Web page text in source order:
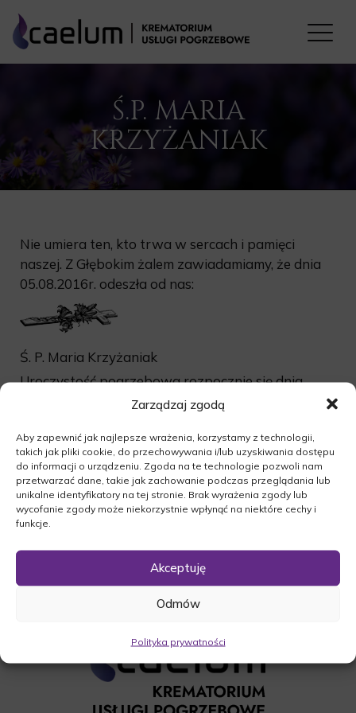
Zarządzaj zgodą
Aby zapewnić jak najlepsze wrażenia, korzystamy z technologii,
takich jak pliki cookie, do przechowywania i/lub uzyskiwania dostępu
do informacji o urządzeniu. Zgoda na te technologie pozwoli nam
przetwarzać dane, takie jak zachowanie podczas przeglądania lub
unikalne identyfikatory na tej stronie. Brak wyrażenia zgody lub
wycofanie zgody może niekorzystnie wpłynąć na niektóre cechy i
funkcje.
Akceptuję
Odmów
Polityka prywatności
Ś.P. MARIA
KRZYŻANIAK
Nie umiera ten, kto trwa w sercach i pamięci
naszej. Z Głębokim żalem zawiadamiamy, że dnia
05.08.2016r. odeszła od nas:
Ś. P. Maria Krzyżaniak
Uroczystość pogrzebowa rozpocznie się dnia
10.08.2016. o godz. 12:00 mszą żałobną w kościele
Poczętej w Sierakowie. Ceremonia pogrzebowa
odbędzie się na cmentarzu parafialnym w
Sierakowie po mszy świętej.
O czym zawiadamia pogrążona w smutku
Rodzina.